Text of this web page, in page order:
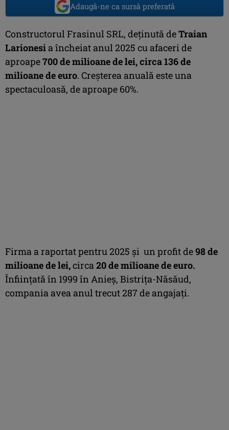
Adaugă-ne ca sursă preferată
Constructorul Frasinul SRL, deținută deTraian
Larionesia încheiat anul 2025 cu afaceri de
aproape700 de milioane de lei, circa 136 de
milioane de euro. Creșterea anuală este una
spectaculoasă, de aproape 60%.
Firma a raportat pentru 2025 și un profit de98 de
milioane de lei,circa20 de milioane de euro.
Înființată în 1999 în Anieș, Bistrița-Năsăud,
compania avea anul trecut 287 de angajați.